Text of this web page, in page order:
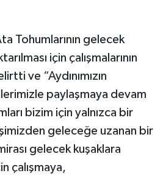
Tohumlarının gelecek
için çalışmalarının
ve “Aydınımızın
paylaşmaya devam
bizim için yalnızca bir
geleceğe uzanan bir
gelecek kuşaklara
çalışmaya,